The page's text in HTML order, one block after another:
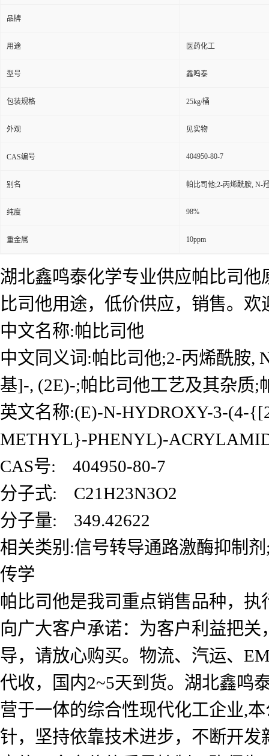
品牌
用途 医药化工
型号 鑫鸣泰
包装规格 25kg/桶
外观 见实物
CAS编号 404950-80-7
别名 帕比司他;2-丙烯酰胺, N-
纯度 98%
重金属 10ppm
湖北鑫鸣泰化学专业供应帕比司
比司他用途，低价供应，销售。
中文名称:帕比司他
中文同义词:帕比司他;2-丙烯酰胺,
基]-, (2E)-;帕比司他工艺及其杂质;
英文名称:(E)-N-HYDROXY-3-(4-
METHYL}-PHENYL)-
CAS号: 404950-80-7
分子式: C21H23N3O2
分子量: 349.42622
相关类别:信号转导通路激酶抑制
传学
帕比司他是我司重点销售品种，
向广大客户承诺：为客户利益把
导，请放心购买。物流、汽运、
代收，国内2~5天到货。湖北鑫鸣
营于一体的综合性现代化工企业,
针，坚持依靠技术进步，不断开